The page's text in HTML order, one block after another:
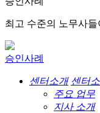
최고 수준의 노무사
승인사례
센터소개 센터
주요 업무
지사 소개